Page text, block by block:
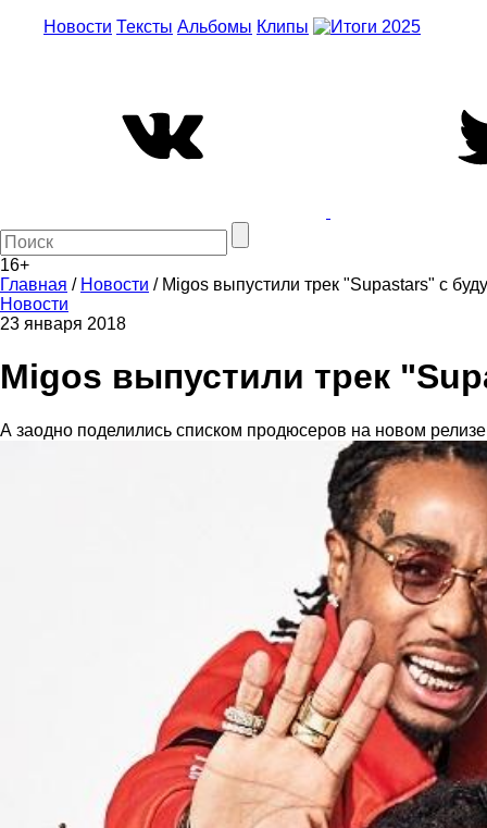
Новости Тексты Альбомы Клипы
16+
Главная / Новости / Migos выпустили трек "Supastars" с
Новости
23 января 2018
Migos выпустили трек
А заодно поделились списком продюсеров на новом